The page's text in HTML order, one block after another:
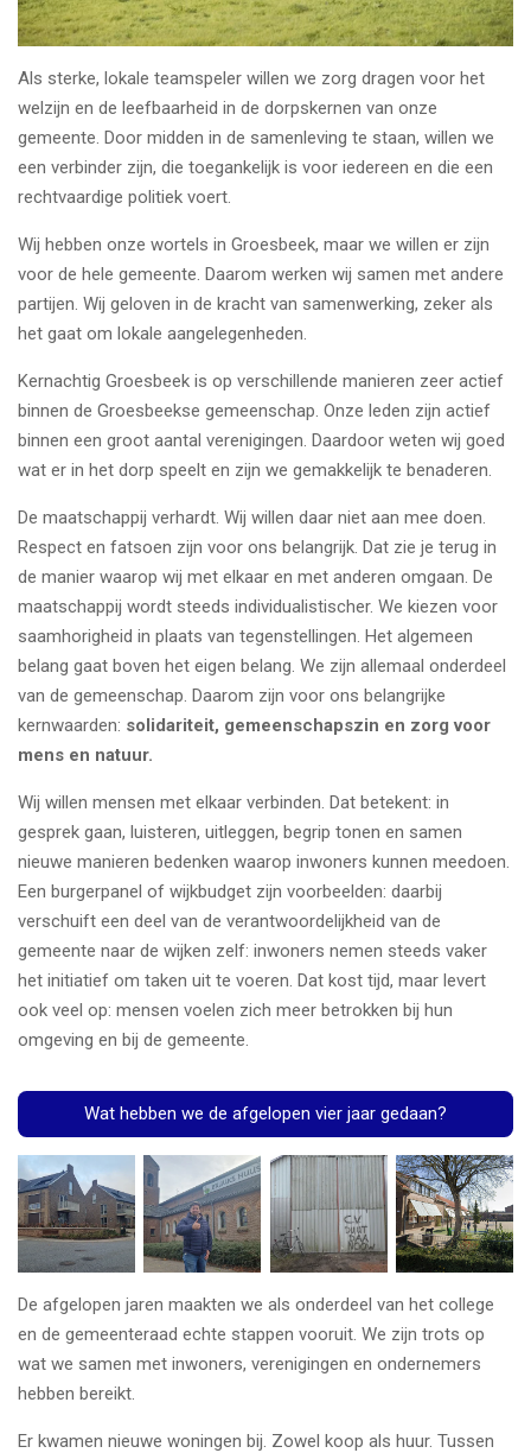
Als sterke, lokale teamspeler willen we zorg dragen voor het
welzijn en de leefbaarheid in de dorpskernen van onze
gemeente. Door midden in de samenleving te staan, willen we
een verbinder zijn, die toegankelijk is voor iedereen en die een
rechtvaardige politiek voert.
Wij hebben onze wortels in Groesbeek, maar we willen er zijn
voor de hele gemeente. Daarom werken wij samen met andere
partijen. Wij geloven in de kracht van samenwerking, zeker als
het gaat om lokale aangelegenheden.
Kernachtig Groesbeek is op verschillende manieren zeer actief
binnen de Groesbeekse gemeenschap. Onze leden zijn actief
binnen een groot aantal verenigingen. Daardoor weten wij goed
wat er in het dorp speelt en zijn we gemakkelijk te benaderen.
De maatschappij verhardt. Wij willen daar niet aan mee doen.
Respect en fatsoen zijn voor ons belangrijk. Dat zie je terug in
de manier waarop wij met elkaar en met anderen omgaan. De
maatschappij wordt steeds individualistischer. We kiezen voor
saamhorigheid in plaats van tegenstellingen. Het algemeen
belang gaat boven het eigen belang. We zijn allemaal onderdeel
van de gemeenschap. Daarom zijn voor ons belangrijke
kernwaarden: solidariteit, gemeenschapszin en zorg voor
mens en natuur.
Wij willen mensen met elkaar verbinden. Dat betekent: in
gesprek gaan, luisteren, uitleggen, begrip tonen en samen
nieuwe manieren bedenken waarop inwoners kunnen meedoen.
Een burgerpanel of wijkbudget zijn voorbeelden: daarbij
verschuift een deel van de verantwoordelijkheid van de
gemeente naar de wijken zelf: inwoners nemen steeds vaker
het initiatief om taken uit te voeren. Dat kost tijd, maar levert
ook veel op: mensen voelen zich meer betrokken bij hun
omgeving en bij de gemeente.
Wat hebben we de afgelopen vier jaar gedaan?
De afgelopen jaren maakten we als onderdeel van het college
en de gemeenteraad echte stappen vooruit. We zijn trots op
wat we samen met inwoners, verenigingen en ondernemers
hebben bereikt.
Er kwamen nieuwe woningen bij. Zowel koop als huur. Tussen